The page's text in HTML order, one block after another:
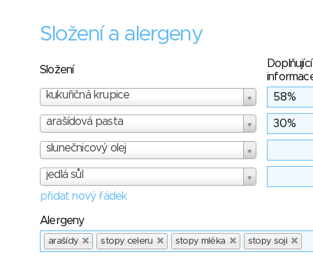
Složení a alergeny
Složení
Doplňující
kukuřičná krupice
arašídová pasta
slunečnicový olej
jedlá sůl
přidat nový řádek
Alergeny
arašídy stopy celeru stopy mléka stopy soji